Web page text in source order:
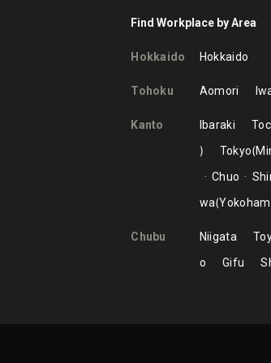
Find Workplace by Area
Hokkaido Hokkaido
Tohoku Aomori
Kanto Ibaraki
Tokyo
Chuo
wa
Chubu Niigata
o
Gifu